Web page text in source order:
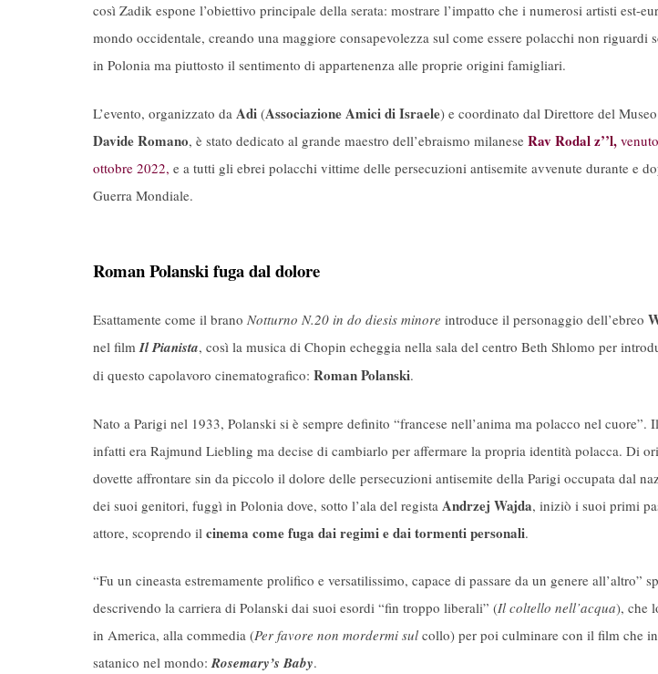
così Zadik espone l’obiettivo principale della serata: mostrare l’impatto che i numerosi artisti est-
mondo occidentale, creando una maggiore consapevolezza sul come essere polacchi non riguardi
in Polonia ma piuttosto il sentimento di appartenenza alle proprie origini famigliari.
L’evento, organizzato da Adi (Associazione Amici di Israele) e coordinato dal Direttore del
Davide Romano, è stato dedicato al grande maestro dell’ebraismo milanese Rav Rodal z’’l,
ottobre 2022, e a tutti gli ebrei polacchi vittime delle persecuzioni antisemite avvenute durante e
Guerra Mondiale.
Roman Polanski fuga dal dolore
Esattamente come il brano Notturno N.20 in do diesis minore introduce il personaggio dell’ebreo
nel filmIl Pianista, così la musica di Chopin echeggia nella sala del centro Beth Shlomo per
di questo capolavoro cinematografico: Roman Polanski.
Nato a Parigi nel 1933, Polanski si è sempre definito “francese nell’anima ma polacco nel cuore”.
infatti era Rajmund Liebling ma decise di cambiarlo per affermare la propria identità polacca. Di
dovette affrontare sin da piccolo il dolore delle persecuzioni antisemite della Parigi occupata dal
dei suoi genitori, fuggì in Polonia dove, sotto l’ala del regista Andrzej Wajda, iniziò i suoi primi
attore, scoprendo il cinema come fuga dai regimi e dai tormenti personali.
“Fu un cineasta estremamente prolifico e versatilissimo, capace di passare da un genere all’altro”
descrivendo la carriera di Polanski dai suoi esordi “fin troppo liberali” (Il coltello nell’acqua), che
in America, alla commedia (Per favore non mordermi sul collo) per poi culminare con il film che
satanico nel mondo:Rosemary’s Baby.